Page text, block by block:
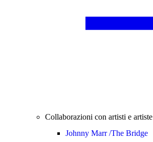
Collaborazioni con artisti e artiste
Johnny Marr /The Bridge